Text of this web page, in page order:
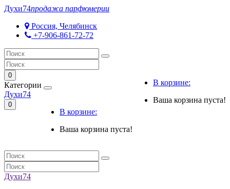
Духи74продажа парфюмерии
Россия, Челябинск
+7-906-861-72-72
0
В корзине:
Ваша корзина пуста!
Категории
Духи74
0
В корзине:
Ваша корзина пуста!
Духи74